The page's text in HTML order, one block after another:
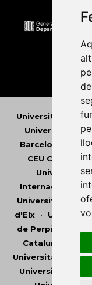
Universitat Abat
Universitat
Barcelona
CEU Cardenal
Universitat
Internacional de
Universitat de
d'Elx•
de Perpinyà Via
Catalunya
Universitat
Universitat